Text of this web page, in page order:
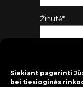
Siekiant pagerinti
bei tiesioginės
Žinutė*